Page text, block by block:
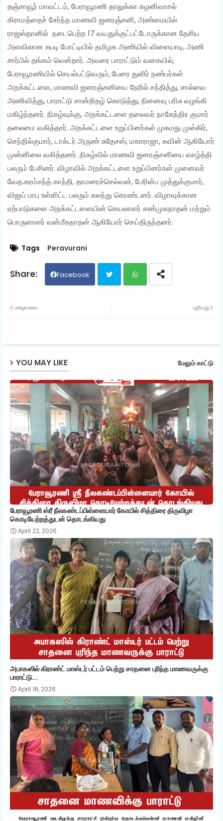
தஞ்சாவூர் மாவட்டம், பேராவூரணி தாலுக்கா கழனிவாசல்
கிராமத்தைச் சேர்ந்த மாணவி ஜனரஞ்சனி, அண்மையில்
ராஜஸ்தானில் நடைபெற்ற 17 வயதுக்குட்பட்டோருக்கான தேசிய
அளவிலான கபடி போட்டியில் தமிழக அணியில் விளையாடி, அணி
சார்பில் தங்கம் வென்றார். அவரை பாராட்டும் வகையில்,
பேராவூரணியில் செயல்பட்டுவரும், பேரை துளிர் நண்பர்கள்
அறக்கட்டளை, மாணவி ஜனரஞ்சனியை நேரில் சந்தித்து, சால்வை
அணிவித்து, பாராட்டு சான்றிதழ் கொடுத்து, நினைவு பரிசு வழங்கி
மகிழ்ந்தனர். நிகழ்வுக்கு, அறக்கட்டளை தலைவர் நாகேந்திர குமார்
தலைமை வகித்தார். அறக்கட்டளை உறுப்பினர்கள் முகமது முஸ்கிர்,
செந்தில்குமார், டாக்டர் அருண் சுதேசஸ், மகாராஜா, கவின் ஆகியோர்
முன்னிலை வகித்தனர். நிகழ்வில் மாணவி ஜனரஞ்சனியை வாழ்த்தி
பலரும் பேசினர். விழாவில் அறக்கட்டளை உறுப்பினர்கள் முனைவர்
வேத.கரம்சந்த் காந்தி, தாமரைச்செல்வன், பேரின்ப முத்துக்குமார்,
விஜய் பாபு உள்ளிட்ட பலரும் கலந்து கொண்டனர். விழாவுக்கான
ஏற்பாடுகளை அறக்கட்டளையின் செயலாளர் சண்முகநாதன் மற்றும்
பொருளாளர் வன்மீகநாதன் ஆகியோர் செய்திருந்தனர்.
Tags Peravurani
Facebook
ap
புதியது
பழையவை
YOU MAY LIKE மேலும் காட்டு
பேராவூரணி ஸ்ரீ நீலகண்டப்பிள்ளையார் கோயில் சித்திரை திருவிழா
கொடியேற்றத்துடன் தொடங்கியது
April 22, 2026
அபாகஸில் கிராண்ட் மாஸ்டர் பட்டம் பெற்று சாதனை புரிந்த மாணவருக்கு
பாராட்டு...
April 18, 2026